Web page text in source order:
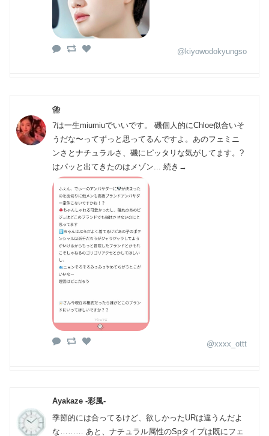
@kiyowodokyungso
⛈️
?は一生miumiuでいいです。 磯個人的にChloe似合いそ
うだな〜ってずっと思ってるんですよ。あのフェミニ
ンさとナチュラルさ、磯にピッタリな気がしてます。?
はパッと出てきたのはメゾン... 続き→
@xxxx_ottt
Ayakaze -彩風-
季節的には合ってるけど、欲しかったURは違うんだよ
な……… あと、ナチュラル属性のSpタイプは既にフェ